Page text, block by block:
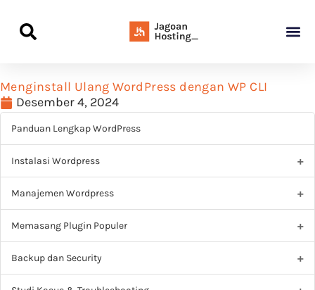
Menginstall Ulang WordPress dengan WP CLI
Desember 4, 2024
Panduan Lengkap WordPress
Instalasi Wordpress
Manajemen Wordpress
Memasang Plugin Populer
Backup dan Security